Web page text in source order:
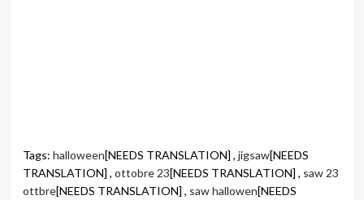
Tags: halloween[NEEDS TRANSLATION] , jigsaw[NEEDS
TRANSLATION] , ottobre 23[NEEDS TRANSLATION] , saw 23
ottbre[NEEDS TRANSLATION] , saw hallowen[NEEDS